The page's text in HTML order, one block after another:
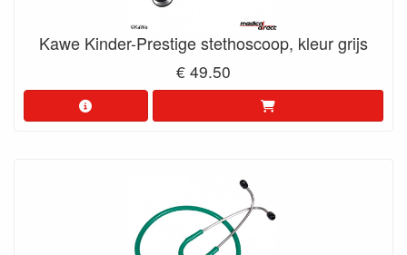
Kawe Kinder-Prestige stethoscoop, kleur grijs
€ 49.50